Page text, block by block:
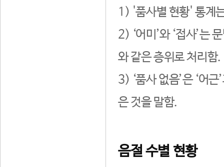
1) '품사별 현황' 통계
2) ‘어미’와 ‘접사’는
와 같은 층위로 처리함.
3) ‘품사 없음’은 ‘어
은 것을 말함.
음절 수별 현황